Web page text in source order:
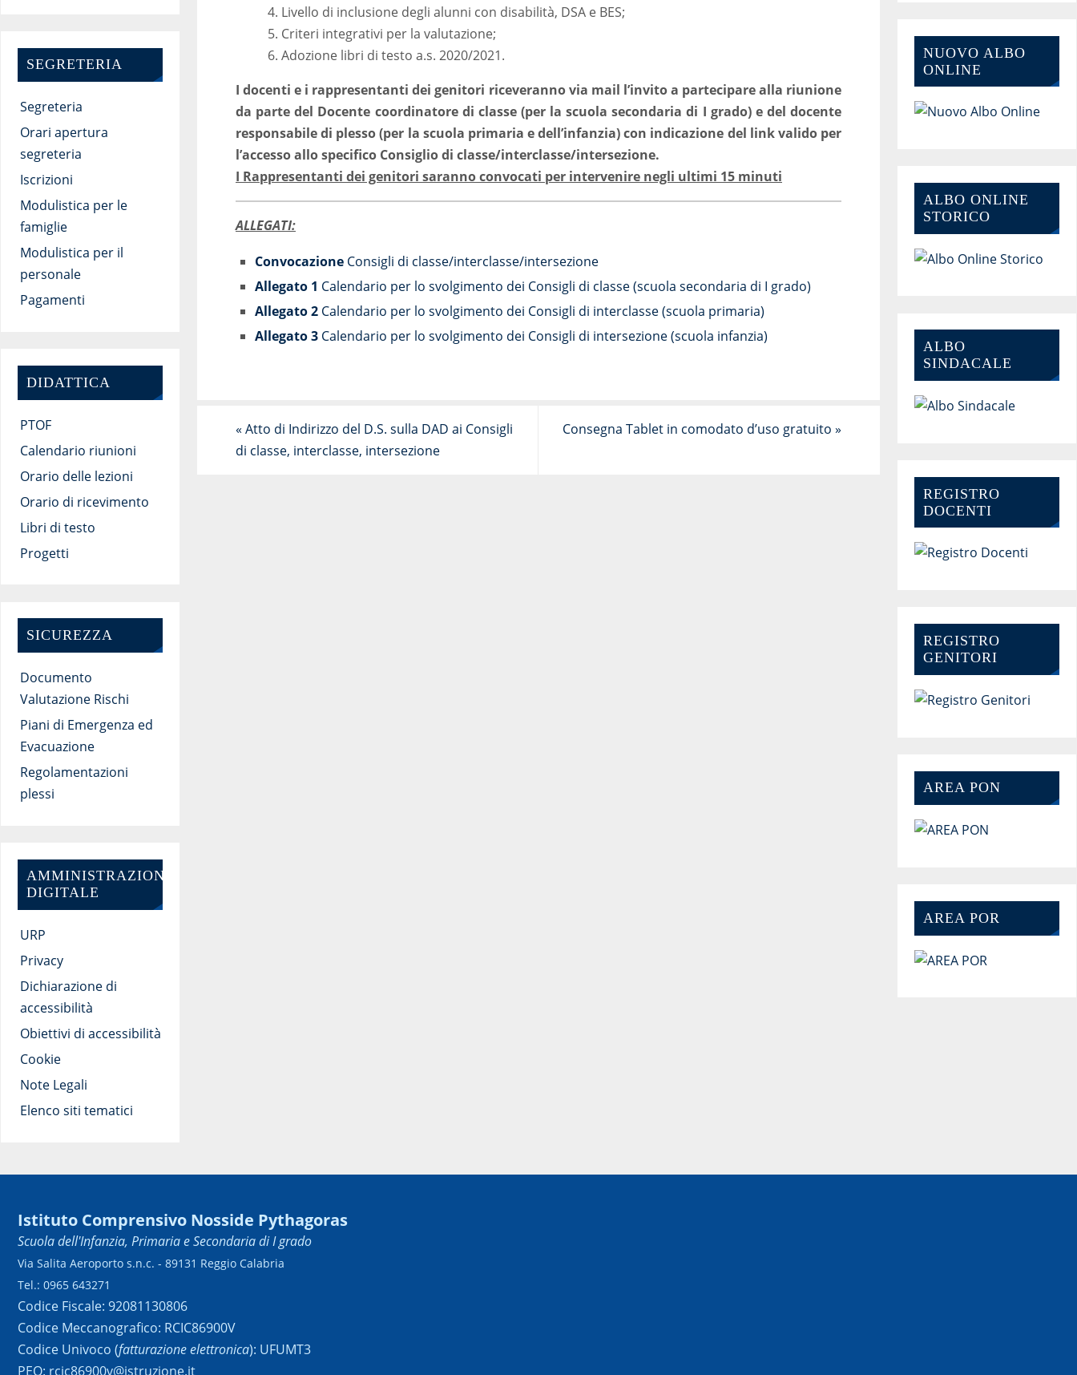
4. Livello di inclusione degli alunni con disabilità, DSA e BES;
5. Criteri integrativi per la valutazione;
6. Adozione libri di testo a.s. 2020/2021.
I docenti e i rappresentanti dei genitori riceveranno via mail l’invito a partecipare alla riunione
da parte del Docente coordinatore di classe (per la scuola secondaria di I grado) e del docente
responsabile di plesso (per la scuola primaria e dell’infanzia) con indicazione del link valido per
l’accesso allo specifico Consiglio di classe/interclasse/intersezione.
I Rappresentanti dei genitori saranno convocati per intervenire negli ultimi 15 minuti
ALLEGATI:
Convocazione Consigli di classe/interclasse/intersezione
Allegato 1 Calendario per lo svolgimento dei Consigli di classe (scuola secondaria di I grado)
Allegato 2 Calendario per lo svolgimento dei Consigli di interclasse (scuola primaria)
Allegato 3 Calendario per lo svolgimento dei Consigli di intersezione (scuola infanzia)
« Atto di Indirizzo del D.S. sulla DAD ai Consigli
di classe, interclasse, intersezione
Consegna Tablet in comodato d’uso gratuito »
SEGRETERIA
Segreteria
Orari apertura
segreteria
Iscrizioni
Modulistica per le
famiglie
Modulistica per il
personale
Pagamenti
DIDATTICA
PTOF
Calendario riunioni
Orario delle lezioni
Orario di ricevimento
Libri di testo
Progetti
SICUREZZA
Documento
Valutazione Rischi
Piani di Emergenza ed
Evacuazione
Regolamentazioni
plessi
AMMINISTRAZIONE
DIGITALE
URP
Privacy
Dichiarazione di
accessibilità
Obiettivi di accessibilità
Cookie
Note Legali
Elenco siti tematici
NUOVO ALBO
ONLINE
ALBO ONLINE
STORICO
ALBO
SINDACALE
REGISTRO
DOCENTI
REGISTRO
GENITORI
AREA PON
AREA POR
Istituto Comprensivo Nosside Pythagoras
Scuola dell'Infanzia, Primaria e Secondaria di I grado
Via Salita Aeroporto s.n.c. - 89131 Reggio Calabria
Tel.: 0965 643271
Codice Fiscale: 92081130806
Codice Meccanografico: RCIC86900V
Codice Univoco (fatturazione elettronica): UFUMT3
PEO: rcic86900v@istruzione.it